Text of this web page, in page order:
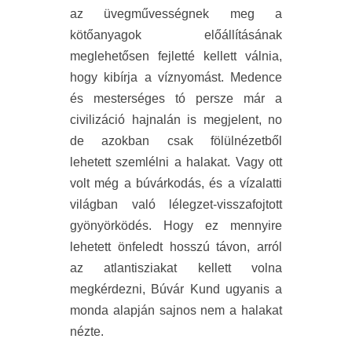
az üvegművességnek meg a
kötőanyagok előállításának
meglehetősen fejletté kellett válnia,
hogy kibírja a víznyomást. Medence
és mesterséges tó persze már a
civilizáció hajnalán is megjelent, no
de azokban csak fölülnézetből
lehetett szemlélni a halakat. Vagy ott
volt még a búvárkodás, és a vízalatti
világban való lélegzet-visszafojtott
gyönyörködés. Hogy ez mennyire
lehetett önfeledt hosszú távon, arról
az atlantisziakat kellett volna
megkérdezni, Búvár Kund ugyanis a
monda alapján sajnos nem a halakat
nézte.